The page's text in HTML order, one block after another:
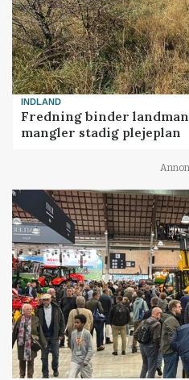
INDLAND
Fredning binder
mangler stadig plejeplan